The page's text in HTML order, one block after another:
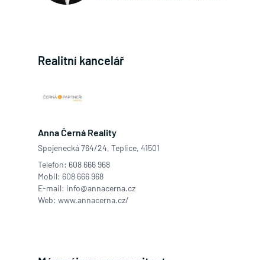
Realitní kancelář
Anna Černá Reality
Spojenecká 764/24, Teplice, 41501
Telefon: 608 666 968
Mobil: 608 666 968
E-mail: info@annacerna.cz
Web: www.annacerna.cz/